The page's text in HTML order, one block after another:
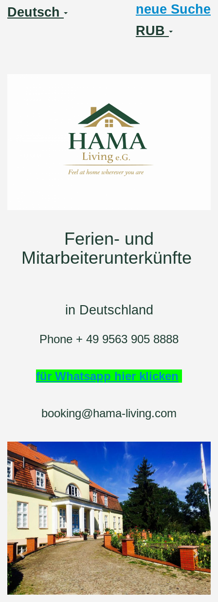
Deutsch
neue Suche
RUB
Ferien- und
Mitarbeiterunterkünfte
in Deutschland
Phone + 49 9563 905 8888
für Whatsapp hier klicken
booking@hama-living.com
Previous Next